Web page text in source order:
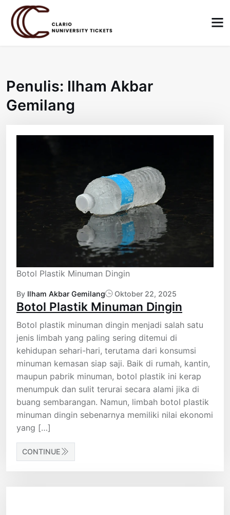
content
Penulis: Ilham Akbar
Gemilang
Botol Plastik Minuman Dingin
By Ilham Akbar Gemilang Oktober 22, 2025
Botol Plastik Minuman Dingin
Botol plastik minuman dingin menjadi salah satu
jenis limbah yang paling sering ditemui di
kehidupan sehari-hari, terutama dari konsumsi
minuman kemasan siap saji. Baik di rumah, kantin,
maupun pabrik minuman, botol plastik ini kerap
menumpuk dan sulit terurai secara alami jika di
buang sembarangan. Namun, limbah botol plastik
minuman dingin sebenarnya memiliki nilai ekonomi
yang […]
CONTINUE